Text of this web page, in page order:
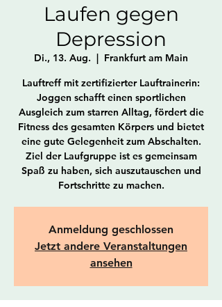
Laufen gegen
Depression
Di., 13. Aug.
  |
Frankfurt am Main
Lauftreff mit zertifizierter Lauftrainerin:
Joggen schafft einen sportlichen
Ausgleich zum starren Alltag, fördert die
Fitness des gesamten Körpers und bietet
eine gute Gelegenheit zum Abschalten.
Ziel der Laufgruppe ist es gemeinsam
Spaß zu haben, sich auszutauschen und
Fortschritte zu machen.
Anmeldung geschlossen
Jetzt andere Veranstaltungen
ansehen